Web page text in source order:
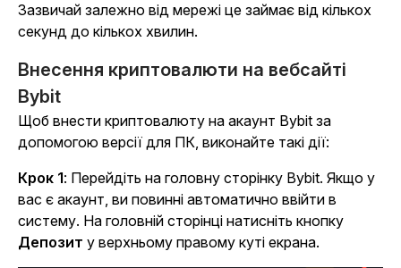
Зазвичай залежно від мережі це займає від кількох
секунд до кількох хвилин.
Внесення криптовалюти на вебсайті
Bybit
Щоб внести криптовалюту на акаунт Bybit за
допомогою версії для ПК, виконайте такі дії:
Крок 1: Перейдіть на головну сторінку Bybit. Якщо у
вас є акаунт, ви повинні автоматично ввійти в
систему. На головній сторінці натисніть кнопку
Депозит у верхньому правому куті екрана.